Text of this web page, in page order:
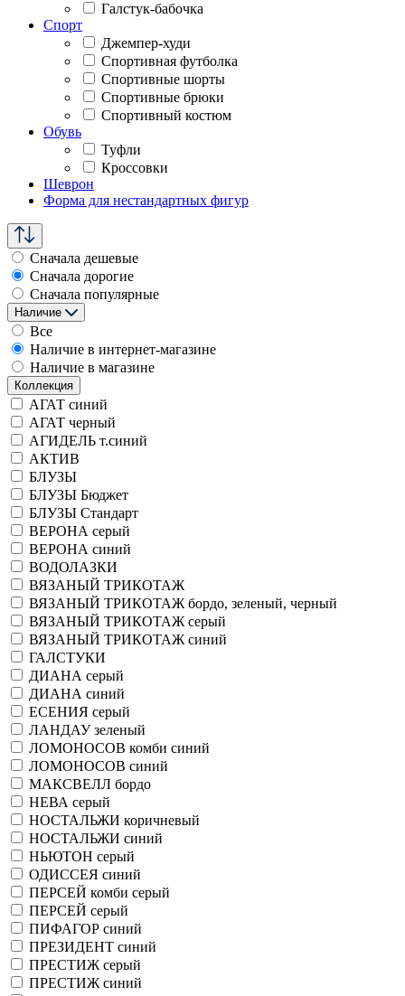
Галстук-бабочка
Спорт
Джемпер-худи
Спортивная футболка
Спортивные шорты
Спортивные брюки
Спортивный костюм
Обувь
Туфли
Кроссовки
Шеврон
Форма для нестандартных фигур
Сначала дешевые
Сначала дорогие
Сначала популярные
Наличие
Все
Наличие в интернет-магазине
Наличие в магазине
Коллекция
АГАТ синий
АГАТ черный
АГИДЕЛЬ т.синий
АКТИВ
БЛУЗЫ
БЛУЗЫ Бюджет
БЛУЗЫ Стандарт
ВЕРОНА серый
ВЕРОНА синий
ВОДОЛАЗКИ
ВЯЗАНЫЙ ТРИКОТАЖ
ВЯЗАНЫЙ ТРИКОТАЖ бордо, зеленый, черный
ВЯЗАНЫЙ ТРИКОТАЖ серый
ВЯЗАНЫЙ ТРИКОТАЖ синий
ГАЛСТУКИ
ДИАНА серый
ДИАНА синий
ЕСЕНИЯ серый
ЛАНДАУ зеленый
ЛОМОНОСОВ комби синий
ЛОМОНОСОВ синий
МАКСВЕЛЛ бордо
НЕВА серый
НОСТАЛЬЖИ коричневый
НОСТАЛЬЖИ синий
НЬЮТОН серый
ОДИССЕЯ синий
ПЕРСЕЙ комби серый
ПЕРСЕЙ серый
ПИФАГОР синий
ПРЕЗИДЕНТ синий
ПРЕСТИЖ серый
ПРЕСТИЖ синий